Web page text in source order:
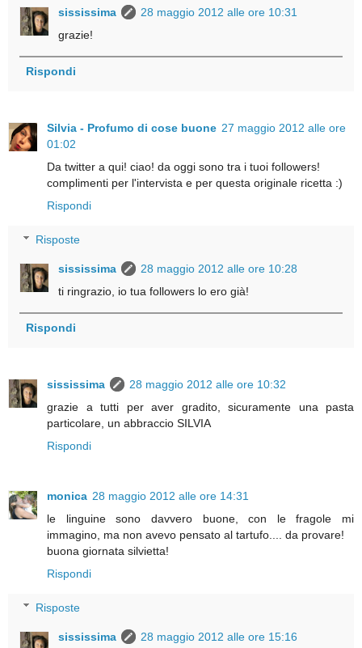
sississima
28 maggio 2012 alle ore 10:31
grazie!
Rispondi
Silvia - Profumo di cose buone 27 maggio 2012 alle ore
01:02
Da twitter a qui! ciao! da oggi sono tra i tuoi followers!
complimenti per l'intervista e per questa originale ricetta :)
Rispondi
Risposte
sississima
28 maggio 2012 alle ore 10:28
ti ringrazio, io tua followers lo ero già!
Rispondi
sississima
28 maggio 2012 alle ore 10:32
grazie a tutti per aver gradito, sicuramente una pasta
particolare, un abbraccio SILVIA
Rispondi
monica 28 maggio 2012 alle ore 14:31
le linguine sono davvero buone, con le fragole mi
immagino, ma non avevo pensato al tartufo.... da provare!
buona giornata silvietta!
Rispondi
Risposte
sississima
28 maggio 2012 alle ore 15:16